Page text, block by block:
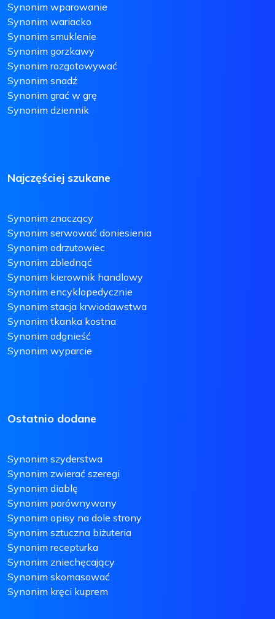
Synonim wparowanie
Synonim wariacko
Synonim smuklenie
Synonim gorzkawy
Synonim rozgotowywać
Synonim snadź
Synonim grać w grę
Synonim dziennik
Najczęściej szukane
Synonim znaczący
Synonim serwować doniesienia
Synonim odrzutowiec
Synonim zblednąć
Synonim kierownik handlowy
Synonim encyklopedycznie
Synonim stacja krwiodawstwa
Synonim tkanka kostna
Synonim odgnieść
Synonim wyparcie
Ostatnio dodane
Synonim szyderstwa
Synonim zwierać szeregi
Synonim diablę
Synonim porównywany
Synonim opisy na dole strony
Synonim sztuczna biżuteria
Synonim recepturka
Synonim zniechęcający
Synonim skomasować
Synonim kręci kuprem